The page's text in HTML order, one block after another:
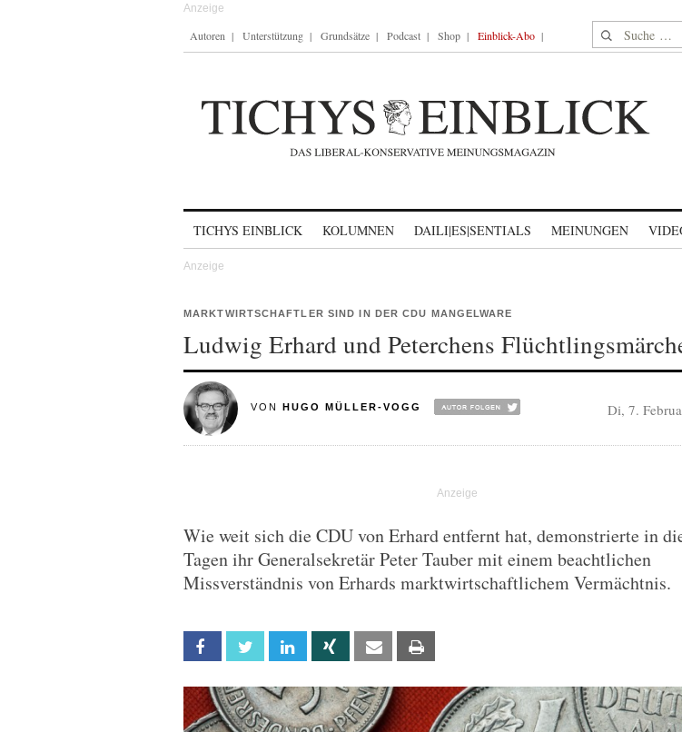
Autoren Unterstützung Grundsätze Podcast Shop Einblick-Abo Suche nach:
TICHYS EINBLICK KOLUMNEN DAILI|ES|SENTIALS MEINUNGEN
MARKTWIRTSCHAFTLER SIND IN DER CDU MANGELWARE
Ludwig Erhard und Peterchens
VON HUGO MÜLLER-VOGG Di, 7.
Wie weit sich die CDU von Erhard entfernt hat, demonstrierte in
Tagen ihr Generalsekretär Peter Tauber mit einem beachtlichen
Missverständnis von Erhards marktwirtschaftlichem Vermächtnis.
Facebook Twitter Linkedin Xing Email